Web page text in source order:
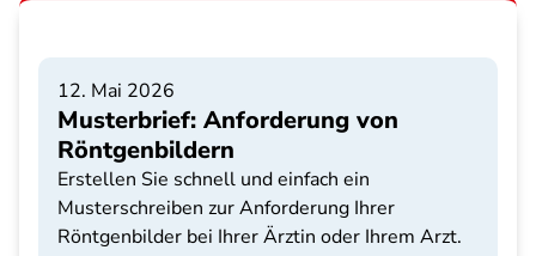
12. Mai 2026
Musterbrief: Anforderung von
Röntgenbildern
Erstellen Sie schnell und einfach ein
Musterschreiben zur Anforderung Ihrer
Röntgenbilder bei Ihrer Ärztin oder Ihrem Arzt.